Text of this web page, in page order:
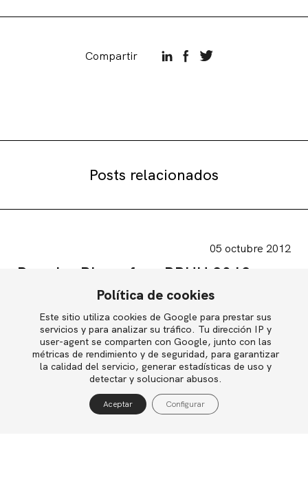
English
Política de privacidad
Política de cookies
Compartir
Posts relacionados
05 octubre 2012
Premios Blogosfera RRHH 2012
Política de cookies
Este sitio utiliza cookies de Google para prestar sus
servicios y para analizar su tráfico. Tu dirección IP y
user-agent se comparten con Google, junto con las
métricas de rendimiento y de seguridad, para garantizar
la calidad del servicio, generar estadísticas de uso y
detectar y solucionar abusos.
Aceptar Configurar